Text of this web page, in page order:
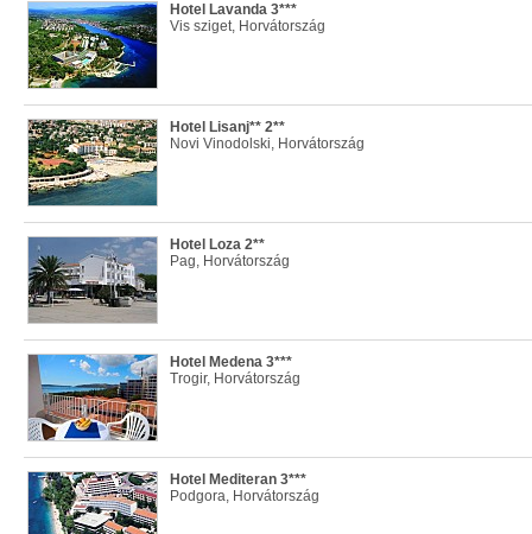
Hotel Lavanda 3***
Vis sziget, Horvátország
Hotel Lisanj** 2**
Novi Vinodolski, Horvátország
Hotel Loza 2**
Pag, Horvátország
Hotel Medena 3***
Trogir, Horvátország
Hotel Mediteran 3***
Podgora, Horvátország